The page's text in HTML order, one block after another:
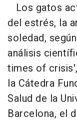
Los gatos
del estrés, la
soledad,
análisis
times of
la Cátedra
Salud de la
Barcelona, el